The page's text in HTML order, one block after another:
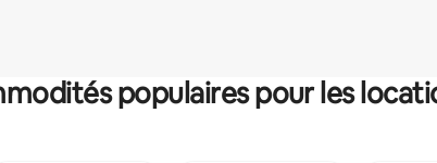
populaires pour les